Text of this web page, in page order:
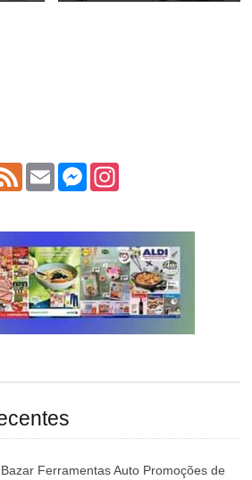
Feed Email Messenger
Ferramentas Auto Promoções de